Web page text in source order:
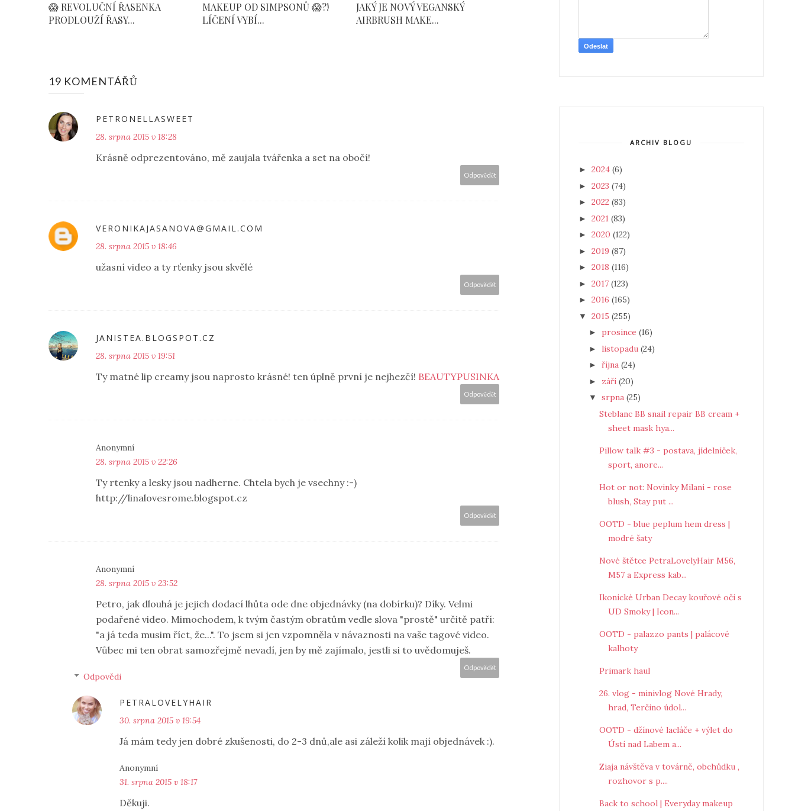
😱 REVOLUČNÍ ŘASENKA
PRODLOUŽÍ ŘASY...
MAKEUP OD SIMPSONŮ 😱?!
LÍČENÍ VYBÍ...
JAKÝ JE NOVÝ VEGANSKÝ
AIRBRUSH MAKE...
19 KOMENTÁŘŮ
PETRONELLASWEET
28. srpna 2015 v 18:28
Krásně odprezentováno, mě zaujala tvářenka a set na obočí!
Odpovědět
VERONIKAJASANOVA@GMAIL.COM
28. srpna 2015 v 18:46
užasní video a ty rťenky jsou skvělé
Odpovědět
JANISTEA.BLOGSPOT.CZ
28. srpna 2015 v 19:51
Ty matné lip creamy jsou naprosto krásné! ten úplně první je nejhezčí! BEAUTYPUSINKA
Odpovědět
Anonymní
28. srpna 2015 v 22:26
Ty rtenky a lesky jsou nadherne. Chtela bych je vsechny :-)
http://linalovesrome.blogspot.cz
Odpovědět
Anonymní
28. srpna 2015 v 23:52
Petro, jak dlouhá je jejich dodací lhůta ode dne objednávky (na dobírku)? Díky. Velmi
podařené video. Mimochodem, k tvým častým obratům vedle slova "prostě" určitě patří:
"a já teda musim říct, že...". To jsem si jen vzpomněla v návaznosti na vaše tagové video.
Vůbec mi ten obrat samozřejmě nevadí, jen by mě zajímalo, jestli si to uvědomuješ.
Odpovědět
Odpovědi
PETRALOVELYHAIR
30. srpna 2015 v 19:54
Já mám tedy jen dobré zkušenosti, do 2-3 dnů,ale asi záleží kolik mají objednávek :).
Anonymní
31. srpna 2015 v 18:17
Děkuji.
ARCHIV BLOGU
► 2024 (6)
► 2023 (74)
► 2022 (83)
► 2021 (83)
► 2020 (122)
► 2019 (87)
► 2018 (116)
► 2017 (123)
► 2016 (165)
▼ 2015 (255)
► prosince (16)
► listopadu (24)
► října (24)
► září (20)
▼ srpna (25)
Steblanc BB snail repair BB cream +
sheet mask hya...
Pillow talk #3 - postava, jídelníček,
sport, anore...
Hot or not: Novinky Milani - rose
blush, Stay put ...
OOTD - blue peplum hem dress |
modré šaty
Nové štětce PetraLovelyHair M56,
M57 a Express kab...
Ikonické Urban Decay kouřové oči s
UD Smoky | Icon...
OOTD - palazzo pants | palácové
kalhoty
Primark haul
26. vlog - minivlog Nové Hrady,
hrad, Terčino údol...
OOTD - džínové lacláče + výlet do
Ústí nad Labem a...
Ziaja návštěva v továrně, obchůdku ,
rozhovor s p....
Back to school | Everyday makeup